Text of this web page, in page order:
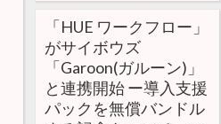
「HUE ワークフロー」
がサイボウズ
「Garoon(ガルーン)」
と連携開始 ー導入支援
パックを無償バンドル